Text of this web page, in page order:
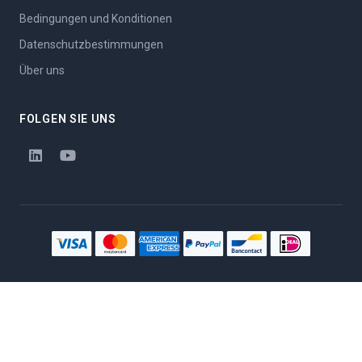
Bedingungen und Konditionen
Datenschutzbestimmungen
Über uns
FOLGEN SIE UNS